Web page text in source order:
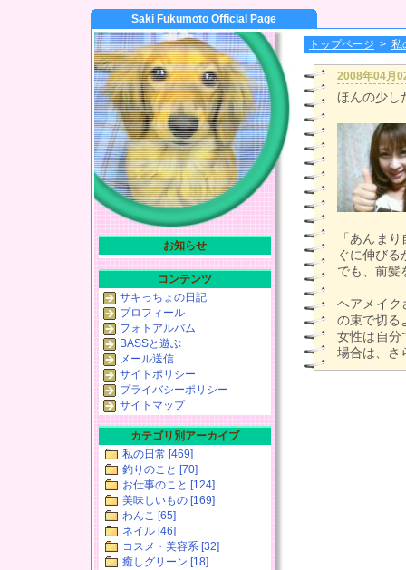
Saki Fukumoto Official Page
トップページ > 私
2008年04月
ほんの少し
「あんま
ぐに伸び
でも、前髪
ヘアメイク
の束で切る
女性は自分
場合は、さ
お知らせ
コンテンツ
サキっちょの日記
プロフィール
フォトアルバム
BASSと遊ぶ
メール送信
サイトポリシー
プライバシーポリシー
サイトマップ
カテゴリ別アーカイブ
私の日常 [469]
釣りのこと [70]
お仕事のこと [124]
美味しいもの [169]
わんこ [65]
ネイル [46]
コスメ・美容系 [32]
癒しグリーン [18]